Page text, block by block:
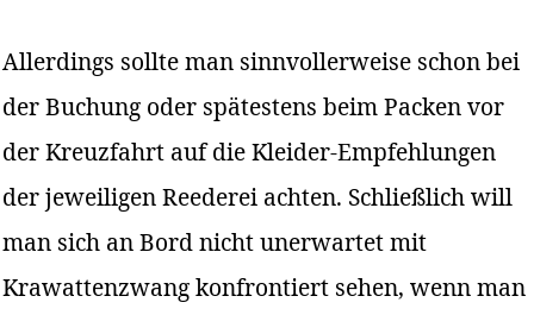
Allerdings sollte man sinnvollerweise schon bei
der Buchung oder spätestens beim Packen vor
der Kreuzfahrt auf die Kleider-Empfehlungen
der jeweiligen Reederei achten. Schließlich will
man sich an Bord nicht unerwartet mit
Krawattenzwang konfrontiert sehen, wenn man